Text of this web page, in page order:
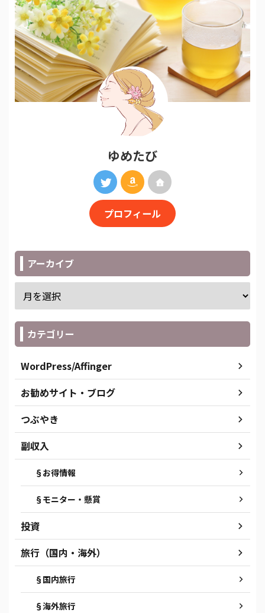
ゆめたび
プロフィール
アーカイブ
カテゴリー
WordPress/Affinger
お勧めサイト・ブログ
つぶやき
副収入
§お得情報
§モニター・懸賞
投資
旅行（国内・海外）
§国内旅行
§海外旅行